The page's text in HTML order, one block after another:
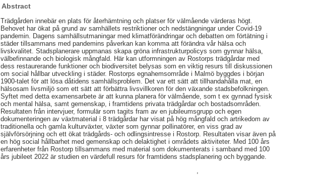
Abstract
Trädgården innebär en plats för återhämtning och platser för välmående värderas högt.
Behovet har ökat på grund av samhällets restriktioner och nedstängningar under Covid-19
pandemin. Dagens samhällsutmaningar med klimatförändringar och debatten om förtätning i
städer tillsammans med pandemins påverkan kan komma att förändra vår hälsa och
livskvalitet. Stadsplanerare uppmanas skapa gröna infrastrukturpolicys som gynnar hälsa,
välbefinnande och biologisk mångfald. Här kan utformningen av Rostorps trädgårdar med
dess restaurerande funktioner och biodiversitet belysas som en viktig resurs till diskussionen
om social hållbar utveckling i städer. Rostorps egnahemsområde i Malmö byggdes i början
1900-talet för att lösa dåtidens samhällsproblem. Det var ett sätt att tillhandahålla mat, en
hälsosam livsmiljö som ett sätt att förbättra livsvillkoren för den växande stadsbefolkningen.
Syftet med detta examensarbete är att kunna planera för välmående, som t ex gynnad fysisk
och mental hälsa, samt gemenskap, i framtidens privata trädgårdar och bostadsområden.
Resultaten från intervjuer, formulär som tagits fram av en jubileumsgrupp och egen
dokumenteringen av växtmaterial i 8 trädgårdar har visat på hög mångfald och artrikedom av
traditionella och gamla kulturväxter, växter som gynnar pollinatörer, en viss grad av
självförsörjning och ett ökat trädgårds- och odlingsintresse i Rostorp. Resultaten visar även på
en hög social hållbarhet med gemenskap och delaktighet i områdets aktiviteter. Med 100 års
erfarenheter från Rostorp tillsammans med material som dokumenterats i samband med 100
års jubileet 2022 är studien en värdefull resurs för framtidens stadsplanering och byggande.